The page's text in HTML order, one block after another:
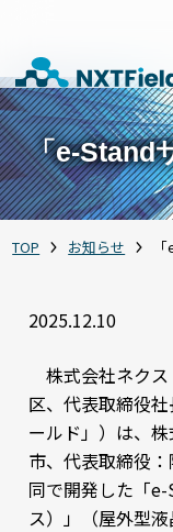
「e-Stand
TOP お知らせ
2025.12.10
株式会社ネク
区、代表取締役
ールド」）は、
市、代表取締役
同で開発した「
ス）」（屋外型